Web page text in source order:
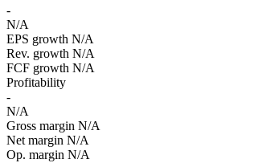
-
N/A
EPS growth N/A
Rev. growth N/A
FCF growth N/A
Profitability
-
N/A
Gross margin N/A
Net margin N/A
Op. margin N/A